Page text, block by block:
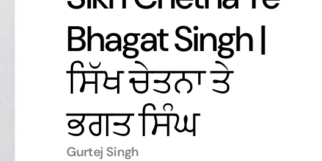
Bhagat Singh |
ਸਿੱਖ ਚੇਤਨਾ ਤੇ
ਭਗਤ ਸਿੰਘ
Gurtej Singh